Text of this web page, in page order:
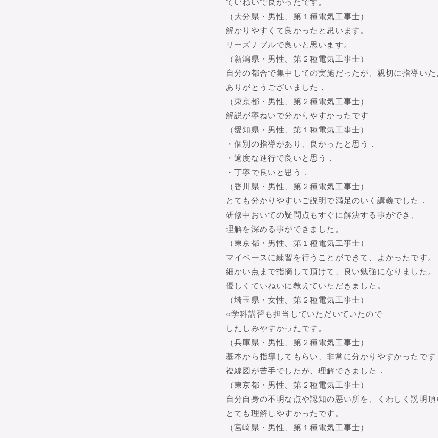
ていねいで良かったです。
（大分県・男性、第１種電気工事士）
解かりやすくて良かったと思います。
リーズナブルで良いと思います。
（新潟県・男性、第２種電気工事士）
自分の都合で集中しての実施だったが、親切に指導いた
ありがとうございました．
（東京都・男性、第２種電気工事士）
解説が寧ねいで分かりやすかったです
（愛知県・男性、第１種電気工事士）
・個別の指導があり、良かったと思う．
・適度な進行で良いと思う．
・丁寧で良いと思う．
（香川県・男性、第２種電気工事士）
とても分かりやすいご説明で満足のいく講義でした．
研修中おいての疑問点もすぐに解決する事ができ、
理解を深める事ができました。
（東京都・男性、第１種電気工事士）
マイペースに練習を行うことができて、よかったです。
細かい点まで指摘して頂けて、良い勉強になりました。
優しくていねいに教えていただきました。
（埼玉県・女性、第２種電気工事士）
○学科講習も担当していただいていたので
したしみやすかったです。
（兵庫県・男性、第２種電気工事士）
基本から指導してもらい、非常に分かりやすかったです
複線図が苦手でしたが、理解できました．
（東京都・男性、第２種電気工事士）
自分自身の不明な点や認知の悪い所を、くわしく説明
とても理解しやすかったです。
（宮崎県・男性、第１種電気工事士）